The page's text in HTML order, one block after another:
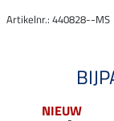
Artikelnr.: 440828--MS
NIEUW